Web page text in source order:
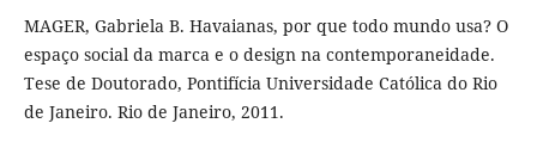
MAGER, Gabriela B. Havaianas, por que todo mundo usa? O
espaço social da marca e o design na contemporaneidade.
Tese de Doutorado, Pontifícia Universidade Católica do Rio
de Janeiro. Rio de Janeiro, 2011.